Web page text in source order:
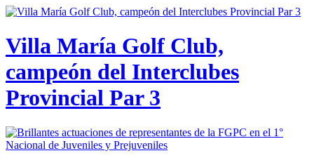
Villa María Golf Club,
campeón del Interclubes
Provincial Par 3